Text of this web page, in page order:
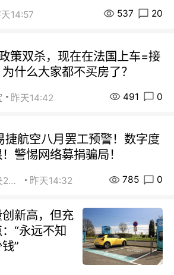
14:57 537 20
策双杀，现在在法国上车=接
什么大家都不买房了？
昨天14:42 491 0
捷航空八月罢工预警！数字度
警惕网络募捐骗局！
长乐未央2015 昨天14:32 785 0
新高，但充
“永远不知
”